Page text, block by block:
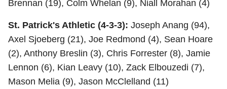
Brennan (19), Colm Whelan (9), Niall Morahan (4)
St. Patrick's Athletic (4-3-3): Joseph Anang (94),
Axel Sjoeberg (21), Joe Redmond (4), Sean Hoare
(2), Anthony Breslin (3), Chris Forrester (8), Jamie
Lennon (6), Kian Leavy (10), Zack Elbouzedi (7),
Mason Melia (9), Jason McClelland (11)